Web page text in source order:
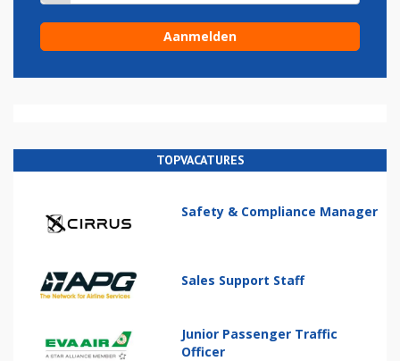
TOPVACATURES
Safety & Compliance Manager
Sales Support Staff
Junior Passenger Traffic
Officer